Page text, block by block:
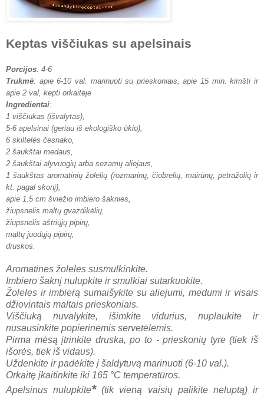
Keptas viščiukas su apelsinais
Porcijos: 4-6
Trukmė: apie 6-10 val. marinuoti su prieskoniais, apie 15 min. kimšti ir
apie 2 val, kepti orkaitėje
Ingredientai:
1 viščiukas (išvalytas),
5-6 apelsinai (geriau iš ekologiško ūkio),
6 skiltelės česnako,
2 šaukštai medaus,
2 šaukštai alyvuogių arba sezamų aliejaus,
1 šaukštas aromatinių žolelių (rozmarinų, čiobrelių, mairūnų, petražolių ir
kt. pagal skonį),
apie 1.5 cm šviežio imbiero šaknies,
žiupsnelis maltų gvazdikėlių,
žiupsnelis aštriųjų pipirų,
maltų juodųjų pipirų,
druskos.
Aromatines žoleles susmulkinkite.
Imbiero šaknį nulupkite ir smulkiai sutarkuokite.
Žoleles ir imbierą sumaišykite su aliejumi, medumi ir visais
džiovintais maltais prieskoniais.
Viščiuką nuvalykite, išimkite vidurius, nuplaukite ir
nusausinkite popierinėmis servetėlėmis.
Pirma mėsą įtrinkite druska, po to - prieskonių tyre (tiek iš
išorės, tiek iš vidaus).
Uždenkite ir padėkite į šaldytuvą marinuoti (6-10 val.).
Orkaitę įkaitinkite iki 165 °C temperatūros.
Apelsinus nulupkite*(tik vieną vaisių palikite neluptą) ir